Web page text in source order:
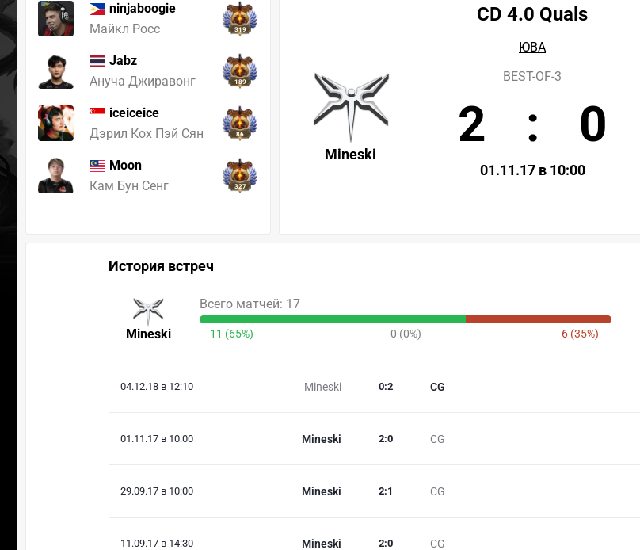
ninjaboogie
Майкл Росс
319
Jabz
Ануча Джиравонг
189
iceiceice
Дэрил Кох Пэй Сян
86
Moon
Кам Бун Сенг
327
CD 4.0 Quals
ЮВА
Mineski
BEST-OF-3
2 : 0
01.11.17 в 10:00
История встреч
Mineski
Всего матчей: 17
11 (65%) 0 (0%) 6 (35%)
04.12.18 в 12:10 Mineski CG
0:2
01.11.17 в 10:00 Mineski CG
2:0
29.09.17 в 10:00 Mineski CG
2:1
11.09.17 в 14:30 Mineski CG
2:0